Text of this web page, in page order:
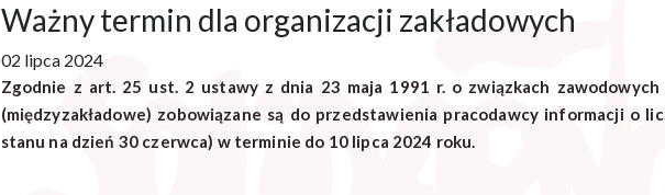
Ważny termin dla organizacji zakładowych
02 lipca 2024
Zgodnie z art. 25 ust. 2 ustawy z dnia 23 maja 1991 r. o związkach zawodowych
(międzyzakładowe) zobowiązane są do przedstawienia pracodawcy informacji o
stanu na dzień 30 czerwca) w terminie do 10 lipca 2024 roku.